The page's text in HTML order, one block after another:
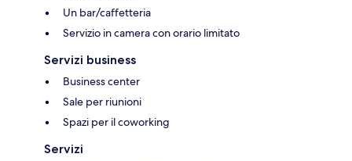
Un bar/caffetteria
Servizio in camera con orario limitato
Servizi business
Business center
Sale per riunioni
Spazi per il coworking
Servizi